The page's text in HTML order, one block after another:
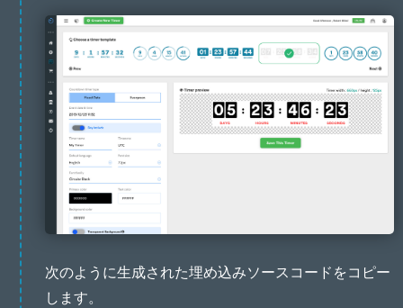
次のように生成された埋め込みソースコードをコピー
します。